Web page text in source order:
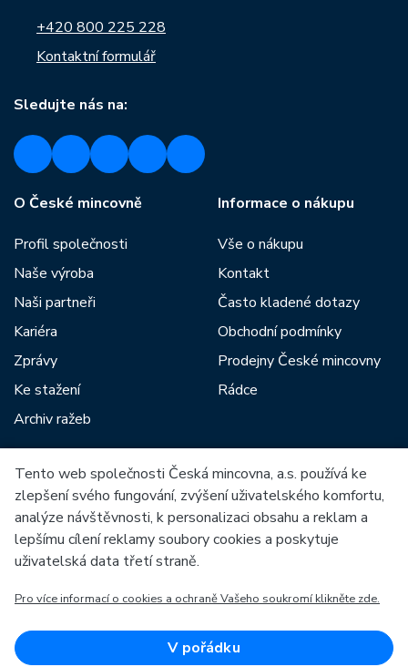
+420 800 225 228
Kontaktní formulář
Sledujte nás na:
O České mincovně
Profil společnosti
Naše výroba
Naši partneři
Kariéra
Zprávy
Ke stažení
Archiv ražeb
Informace o nákupu
Vše o nákupu
Kontakt
Často kladené dotazy
Obchodní podmínky
Prodejny České mincovny
Rádce
Mezi naše partnery patří:
Evropská unie
OP Podnikání a inovace pro konkurenceschopnost
Evropský fond pro regionální rozvoj
Tento web společnosti Česká mincovna, a.s. používá ke
zlepšení svého fungování, zvýšení uživatelského komfortu,
analýze návštěvnosti, k personalizaci obsahu a reklam a
lepšímu cílení reklamy soubory cookies a poskytuje
uživatelská data třetí straně.
Pro více informací o cookies a ochraně Vašeho soukromí klikněte zde.
V pořádku